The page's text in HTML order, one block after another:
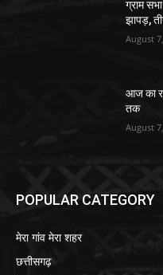
ग्राम
झापड़,
August
आज का
तक
August
POPULAR CATEGORY
मेरा गांव मेरा शहर
छत्तीसगढ़